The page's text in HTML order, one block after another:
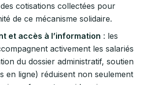
cotisations collectées pour
de ce mécanisme solidaire.
et accès à l’information : les
activement les salariés
du dossier administratif, soutien
en ligne) réduisent non seulement